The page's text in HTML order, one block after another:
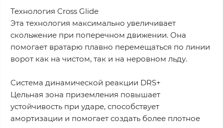
Технология Cross Glide
Эта технология максимально увеличивает
скольжение при поперечном движении. Она
помогает вратарю плавно перемещаться по линии
ворот как на чистом, так и на неровном льду.
Система динамической реакции DRS+
Цельная зона приземления повышает
устойчивость при ударе, способствует
амортизации и помогает создать более плотное